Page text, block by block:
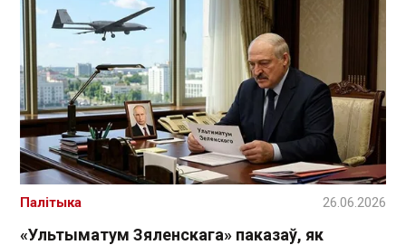
«Ультыматум Зяленскага» паказаў, як
Палітыка 26.06.2026